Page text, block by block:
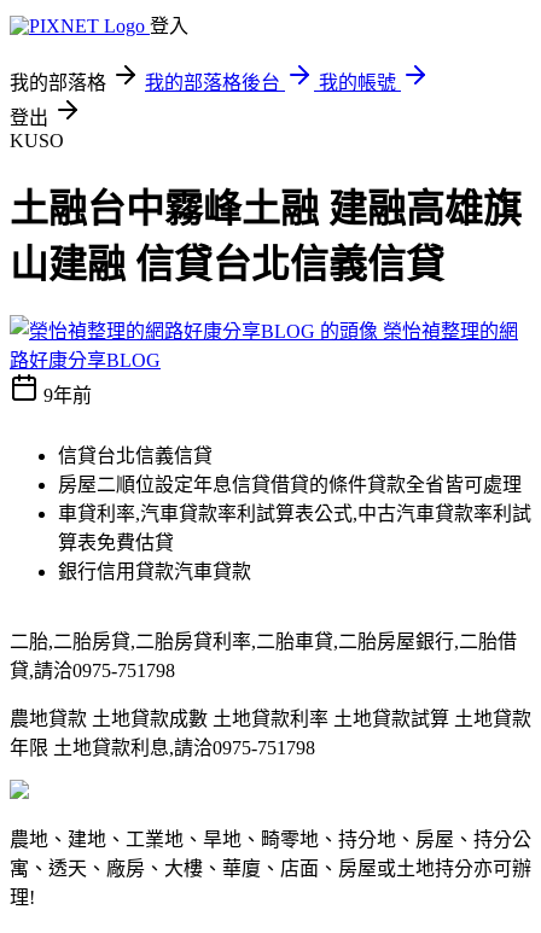
登入
我的部落格 我的部落格後台
我的帳號
登出
KUSO
土融台中霧峰土融 建融高雄旗
山建融 信貸台北信義信貸
榮怡禎整理的網
路好康分享BLOG
9年前
信貸台北信義信貸
房屋二順位設定年息信貸借貸的條件貸款全省皆可處理
車貸利率,汽車貸款率利試算表公式,中古汽車貸款率利試
算表免費估貸
銀行信用貸款汽車貸款
二胎,二胎房貸,二胎房貸利率,二胎車貸,二胎房屋銀行,二胎借
貸,請洽0975-751798
農地貸款 土地貸款成數 土地貸款利率 土地貸款試算 土地貸款
年限 土地貸款利息,請洽0975-751798
農地、建地、工業地、旱地、畸零地、持分地、房屋、持分公
寓、透天、廠房、大樓、華廈、店面、房屋或土地持分亦可辦
理!